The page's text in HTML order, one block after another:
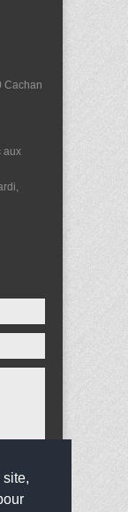
site,
Cachan
aux